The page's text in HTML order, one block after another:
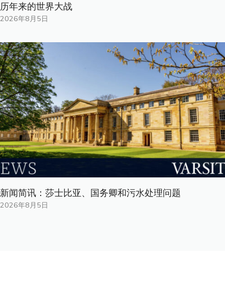
历年来的世界大战
2026年8月5日
新闻简讯：莎士比亚、国务卿和污水处理问题
2026年8月5日